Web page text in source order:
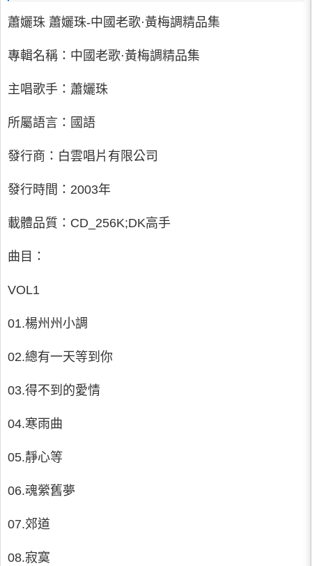
蕭孋珠 蕭孋珠-中國老歌·黃梅調精品集
專輯名稱：中國老歌·黃梅調精品集
主唱歌手：蕭孋珠
所屬語言：國語
發行商：白雲唱片有限公司
發行時間：2003年
載體品質：CD_256K;DK高手
曲目：
VOL1
01.楊州州小調
02.總有一天等到你
03.得不到的愛情
04.寒雨曲
05.靜心等
06.魂縈舊夢
07.郊道
08.寂寞